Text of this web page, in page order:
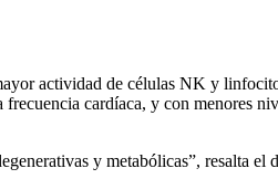
actividad de células NK y
cardíaca, y con menores
y metabólicas”, resalta